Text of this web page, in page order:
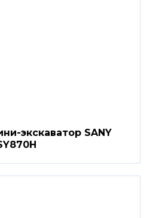
экскаватор SANY